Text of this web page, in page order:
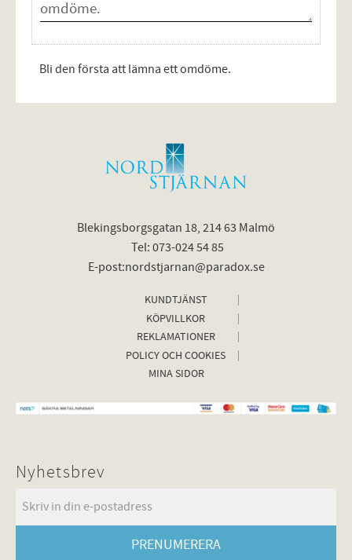
Bli den första att lämna ett omdöme.
Blekingsborgsgatan 18, 214 63 Malmö
Tel: 073-024 54 85
E-post:nordstjarnan@paradox.se
KUNDTJÄNST
KÖPVILLKOR
REKLAMATIONER
POLICY OCH COOKIES
MINA SIDOR
Nyhetsbrev
PRENUMERERA